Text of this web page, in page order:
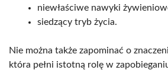
niewłaściwe nawyki
siedzący tryb życia.
Nie można także zapominać o
która pełni istotną rolę w